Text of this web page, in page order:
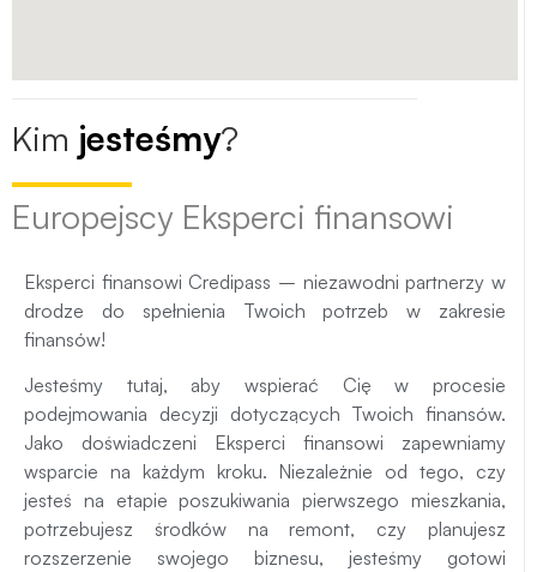
Kim jesteśmy?
Europejscy Eksperci finansowi
Eksperci finansowi Credipass – niezawodni partnerzy w
drodze do spełnienia Twoich potrzeb w zakresie
finansów!
Jesteśmy tutaj, aby wspierać Cię w procesie
podejmowania decyzji dotyczących Twoich finansów.
Jako doświadczeni Eksperci finansowi zapewniamy
wsparcie na każdym kroku. Niezależnie od tego, czy
jesteś na etapie poszukiwania pierwszego mieszkania,
potrzebujesz środków na remont, czy planujesz
rozszerzenie swojego biznesu, jesteśmy gotowi